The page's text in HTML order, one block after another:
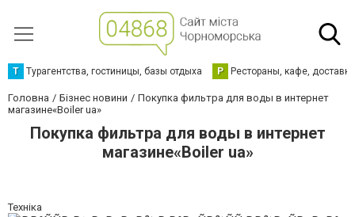
Т Турагентства, гостиницы, базы отдыха Р Рестораны, кафе,
Головна Бізнес новини
Покупка фильтра для воды в интернет
магазине«Boiler ua»
Покупка фильтра для воды в интернет
магазине«Boiler ua»
Техніка